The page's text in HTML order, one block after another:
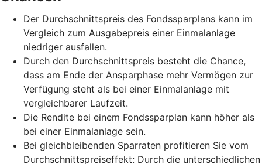
Der Durchschnittspreis des Fondssparplans kann im
Vergleich zum Ausgabepreis einer Einmalanlage
niedriger ausfallen.
Durch den Durchschnittspreis besteht die Chance,
dass am Ende der Ansparphase mehr Vermögen zur
Verfügung steht als bei einer Einmalanlage mit
vergleichbarer Laufzeit.
Die Rendite bei einem Fondssparplan kann höher als
bei einer Einmalanlage sein.
Bei gleichbleibenden Sparraten profitieren Sie vom
Durchschnittspreiseffekt: Durch die unterschiedlichen